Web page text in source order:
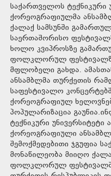
საქართველოს ტექნიკური
ქორეოგრაფიულმა
ქალაქ სამსუნში
საერთაშორისო
ხოლო კვიპროსზე
ფოლკლორულ
მფლობელი გახდა.
ანსამბლმა თურქეთის
საფესტივალო
ქორეოგრაფიულ
პოპულარიზაცია
ტექნიკური
ქორეოგრაფიული
შემოქმედებითი ჯგუფია
მონაწილეობა მიიღო
ფოლკლორულ